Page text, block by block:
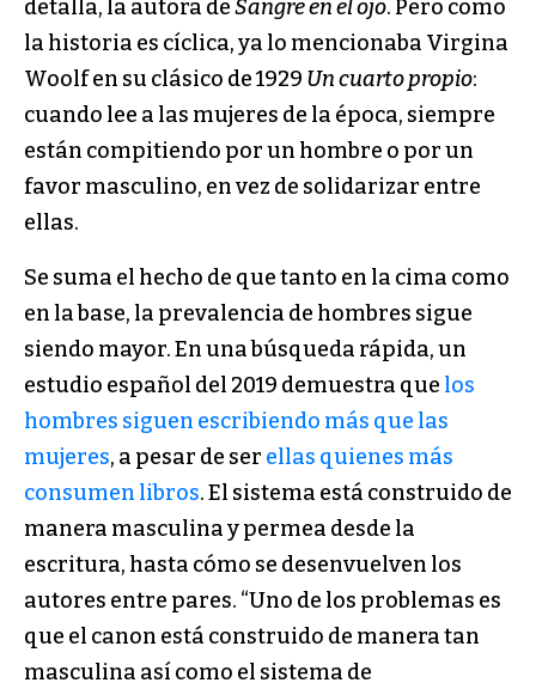
detalla, la autora deSangre en el ojo. Pero como
la historia es cíclica, ya lo mencionaba Virgina
Woolf en su clásico de 1929 Un cuarto propio:
cuando lee a las mujeres de la época, siempre
están compitiendo por un hombre o por un
favor masculino, en vez de solidarizar entre
ellas.
Se suma el hecho de que tanto en la cima como
en la base, la prevalencia de hombres sigue
siendo mayor. En una búsqueda rápida, un
estudio español del 2019 demuestra que los
hombres siguen escribiendo más que las
mujeres, a pesar de ser ellas quienes más
consumen libros. El sistema está construido de
manera masculina y permea desde la
escritura, hasta cómo se desenvuelven los
autores entre pares. “Uno de los problemas es
que el canon está construido de manera tan
masculina así como el sistema de